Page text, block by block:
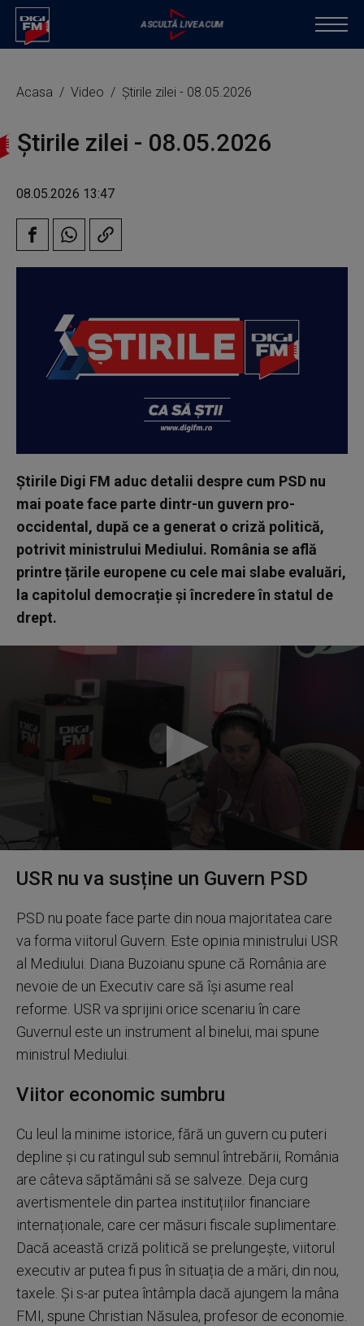
Acasa Video Știrile zilei - 08.05.2026
Știrile zilei - 08.05.2026
08.05.2026 13:47
Știrile Digi FM aduc detalii despre cum PSD nu
mai poate face parte dintr-un guvern pro-
occidental, după ce a generat o criză politică,
potrivit ministrului Mediului. România se află
printre țările europene cu cele mai slabe evaluări,
la capitolul democrație și încredere în statul de
drept.
seconds
seconds
USR nu va susține un Guvern PSD
PSD nu poate face parte din noua majoritatea care
va forma viitorul Guvern. Este opinia ministrului USR
al Mediului. Diana Buzoianu spune că România are
nevoie de un Executiv care să își asume real
reforme. USR va sprijini orice scenariu în care
Guvernul este un instrument al binelui, mai spune
ministrul Mediului.
Viitor economic sumbru
Cu leul la minime istorice, fără un guvern cu puteri
depline și cu ratingul sub semnul întrebării, România
are câteva săptămâni să se salveze. Deja curg
avertismentele din partea instituțiilor financiare
internaționale, care cer măsuri fiscale suplimentare.
Dacă această criză politică se prelungește, viitorul
executiv ar putea fi pus în situația de a mări, din nou,
taxele. Și s-ar putea întâmpla dacă ajungem la mâna
FMI, spune Christian Năsulea, profesor de economie.